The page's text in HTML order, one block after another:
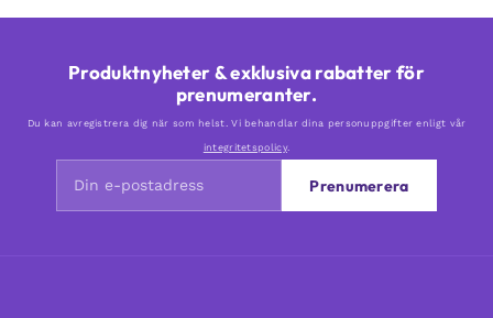
Produktnyheter & exklusiva rabatter för
prenumeranter.
Du kan avregistrera dig när som helst. Vi behandlar dina personuppgifter enligt vår
integritetspolicy.
Prenumerera